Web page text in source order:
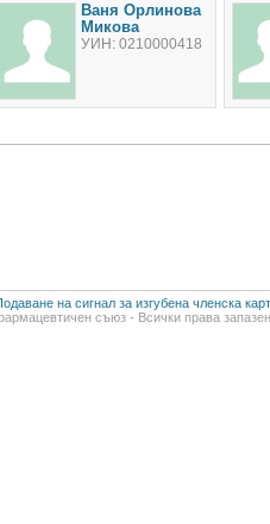
Ваня Орлинова
Микова
УИН: 0210000418
на сигнал за изгубена членска
съюз - Всички права